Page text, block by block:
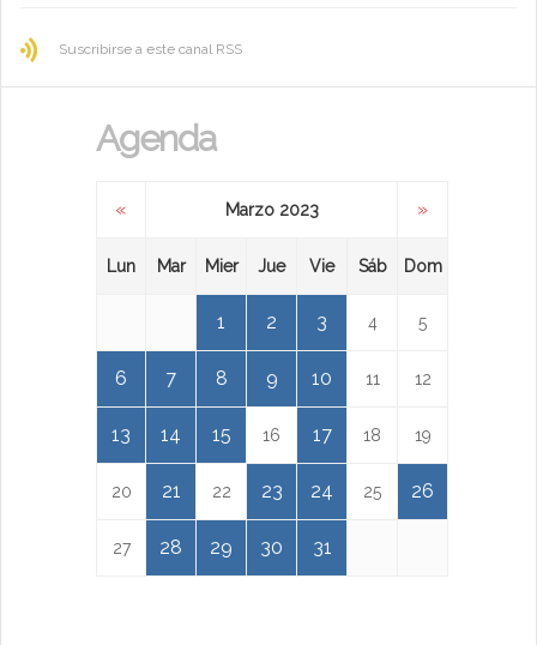
Suscribirse a este canal RSS
Agenda
« Marzo 2023 »
Lun Mar Mier Jue Vie Sáb Dom
1 2 3 4 5
6 7 8 9 10 11 12
13 14 15 16 17 18 19
20 21 22 23 24 25 26
27 28 29 30 31